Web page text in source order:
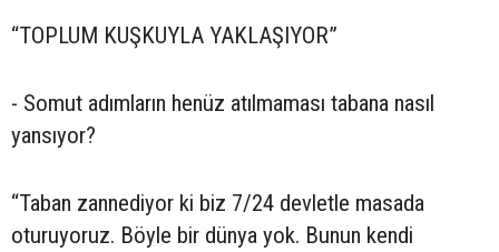
“TOPLUM KUŞKUYLA YAKLAŞIYOR”
- Somut adımların henüz atılmaması tabana nasıl
yansıyor?
“Taban zannediyor ki biz 7/24 devletle masada
oturuyoruz. Böyle bir dünya yok. Bunun kendi